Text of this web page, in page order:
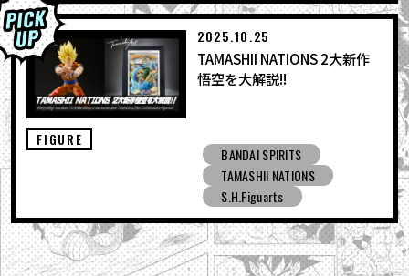
FIGURE
2025.10.25
TAMASHII NATIONS 2大新作
悟空を大解説!!
BANDAI SPIRITS
TAMASHII NATIONS
S.H.Figuarts